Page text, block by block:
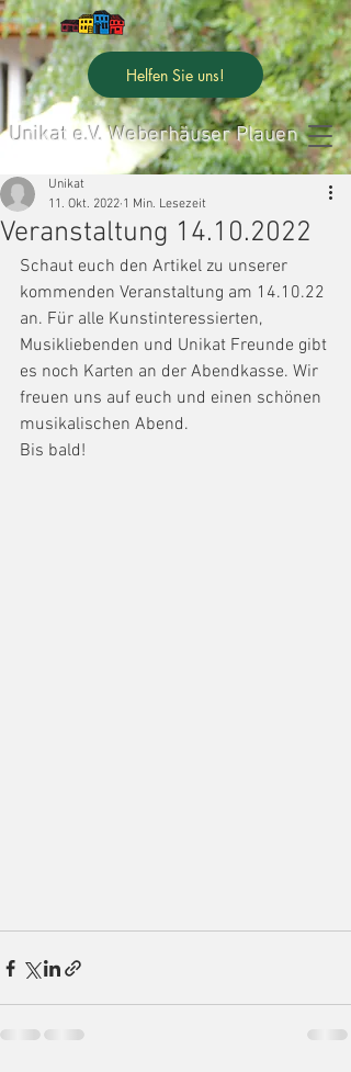
Unikat e.V. Weberhäuser Plauen
Helfen Sie uns!
Veranstaltung 14.10.2022
Unikat
11. Okt. 2022 1 Min. Lesezeit
Schaut euch den Artikel zu unserer
kommenden Veranstaltung am 14.10.22
an. Für alle Kunstinteressierten,
Musikliebenden und Unikat Freunde gibt
es noch Karten an der Abendkasse. Wir
freuen uns auf euch und einen schönen
musikalischen Abend.
Bis bald!